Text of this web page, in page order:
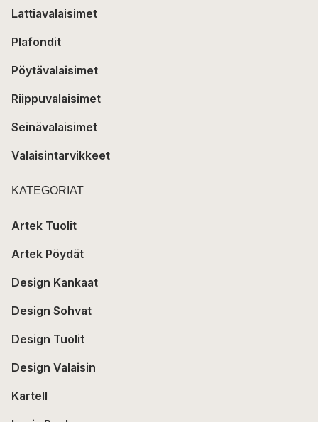
Lattiavalaisimet
Plafondit
Pöytävalaisimet
Riippuvalaisimet
Seinävalaisimet
Valaisintarvikkeet
KATEGORIAT
Artek Tuolit
Artek Pöydät
Design Kankaat
Design Sohvat
Design Tuolit
Design Valaisin
Kartell